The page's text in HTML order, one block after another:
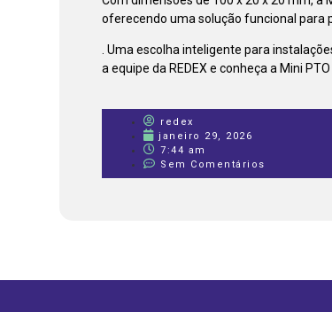
oferecendo uma solução funcional para
. Uma escolha inteligente para
a equipe da REDEX e conheça a Mini
redex
janeiro 29, 2026
7:44 am
Sem Comentários